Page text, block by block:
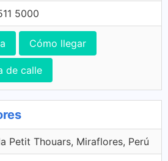
5000
Cómo llegar
de calle
Petit Thouars, Miraflores, Perú